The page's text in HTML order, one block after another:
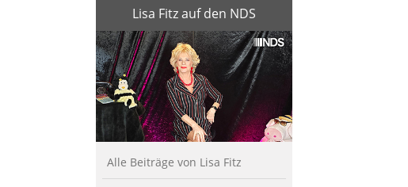
Lisa Fitz auf den NDS
Alle Beiträge von Lisa Fitz